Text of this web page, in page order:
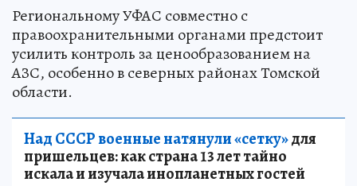
Региональному УФАС совместно с
правоохранительными органами предстоит
усилить контроль за ценообразованием на
АЗС, особенно в северных районах Томской
области.
Над СССР военные натянули «сетку»для
пришельцев: как страна 13 лет тайно
искала и изучала инопланетных гостей